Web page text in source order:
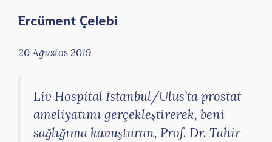
Ercüment Çelebi
20 Ağustos 2019
Liv Hospital İstanbul/Ulus’ta prostat
ameliyatımı gerçekleştirerek, beni
sağlığıma kavuşturan, Prof. Dr. Tahir